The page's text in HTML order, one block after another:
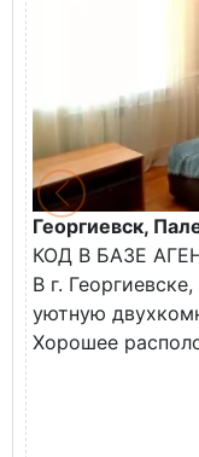
Георгиевск,
КОД В БАЗЕ
В г.
уютную
Хорошее